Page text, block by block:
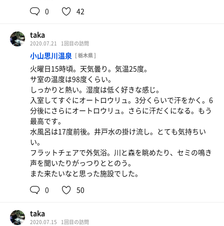
0
42
taka
2020.07.21 1回目の訪問
小山思川温泉 [ 栃木県 ]
火曜日15時頃。天気曇り。気温25度。
サ室の温度は98度くらい。
しっかりと熱い。湿度は低く好きな感じ。
入室してすぐにオートロウリュ。3分くらいで汗をかく。6
分後にさらにオートロウリュ。さらに汗だくになる。もう
最高です。
水風呂は17度前後。井戸水の掛け流し。とても気持ちい
い。
フラットチェアで外気浴。川と森を眺めたり、セミの鳴き
声を聞いたりがっつりととのう。
また来たいなと思った施設でした。
0
50
taka
2020.07.15 1回目の訪問